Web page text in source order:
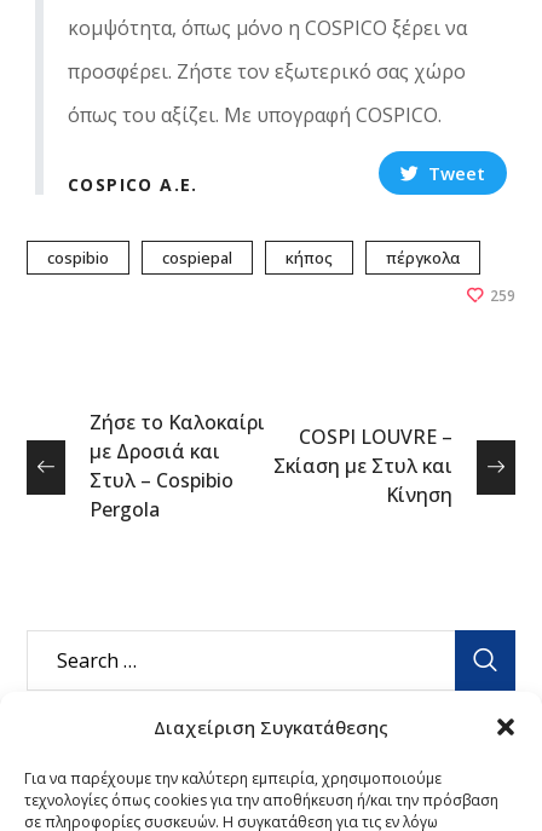
Διαχείριση Συγκατάθεσης
Για να παρέχουμε την καλύτερη εμπειρία, χρησιμοποιούμε
τεχνολογίες όπως cookies για την αποθήκευση ή/και την πρόσβαση
σε πληροφορίες συσκευών. Η συγκατάθεση για τις εν λόγω
κομψότητα, όπως μόνο η COSPICO ξέρει να
προσφέρει. Ζήστε τον εξωτερικό σας χώρο
όπως του αξίζει. Με υπογραφή COSPICO.
COSPICO A.E. Tweet
cospibio cospiepal κήπος πέργκολα
259
Ζήσε το Καλοκαίρι
με Δροσιά και
Στυλ – Cospibio
Pergola
COSPI LOUVRE –
Σκίαση με Στυλ και
Κίνηση